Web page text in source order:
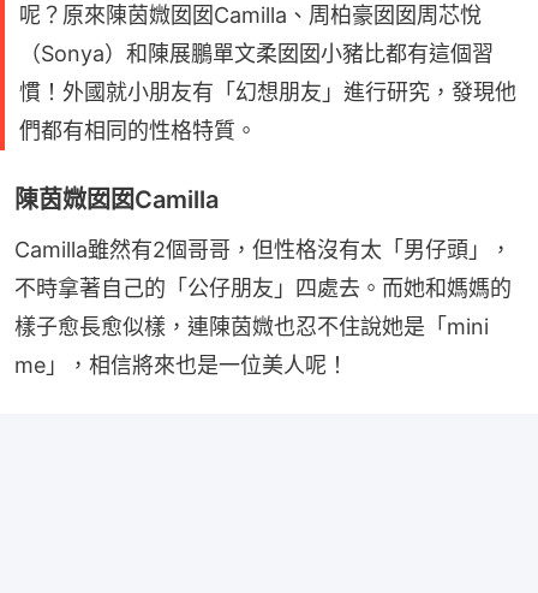
呢？原來陳茵媺囡囡Camilla、周柏豪囡囡周芯悅
（Sonya）和陳展鵬單文柔囡囡小豬比都有這個習
慣！外國就小朋友有「幻想朋友」進行研究，發現他
們都有相同的性格特質。
陳茵媺囡囡Camilla
Camilla雖然有2個哥哥，但性格沒有太「男仔頭」，
不時拿著自己的「公仔朋友」四處去。而她和媽媽的
樣子愈長愈似樣，連陳茵媺也忍不住說她是「mini
me」，相信將來也是一位美人呢！